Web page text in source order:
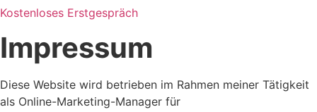
Kostenloses Erstgespräch
Impressum
Diese Website wird betrieben im Rahmen meiner Tätigkeit
als Online-Marketing-Manager für